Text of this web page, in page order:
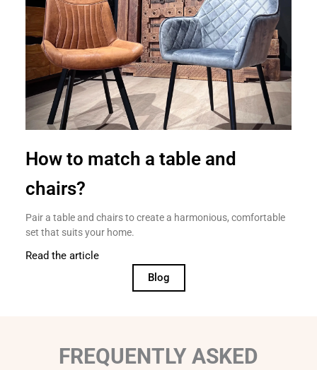
How to match a table and
chairs?
Pair a table and chairs to create a harmonious, comfortable
set that suits your home.
Read the article
Blog
FREQUENTLY ASKED